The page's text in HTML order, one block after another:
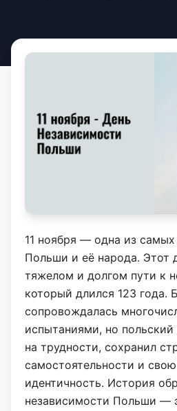
11 ноября — одна из
Польши и её народа. Этот
тяжелом и долгом пути к
который длился 123 года.
сопровождалась
испытаниями, но
на трудности, сохранил
самостоятельности и
идентичность. История
независимости Польши —